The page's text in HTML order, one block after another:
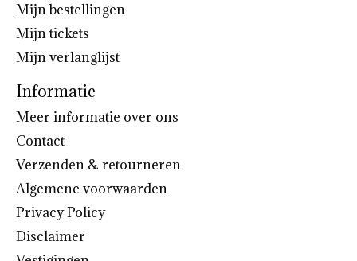
Mijn bestellingen
Mijn tickets
Mijn verlanglijst
Informatie
Meer informatie over ons
Contact
Verzenden & retourneren
Algemene voorwaarden
Privacy Policy
Disclaimer